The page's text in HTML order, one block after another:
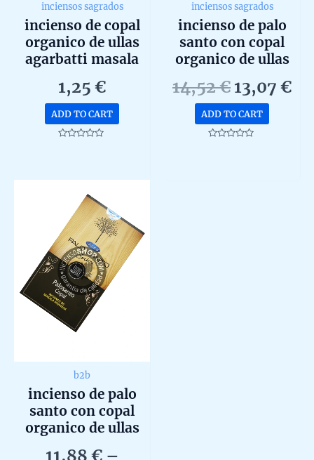
inciensos sagrados
incienso de copal
organico de ullas
agarbatti masala
unidad de 25g
1,25 €
ADD TO CART
5
inciensos sagrados
incienso de palo
santo con copal
organico de ullas
hecho a mano en
caja de 12 uds de
15g
14,52€ Original
price
was:
14,52 €.
13,07 €
ADD TO CART
b2b
incienso de palo
santo con copal
organico de ullas
11,88 € –